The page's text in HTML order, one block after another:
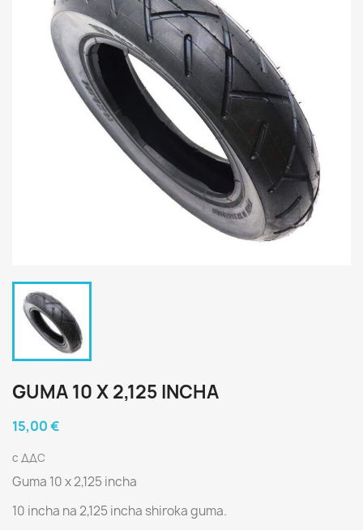
GUMA 10 X 2,125 INCHA
15,00 €
с ДДС
Guma 10 x 2,125 incha
10 incha na 2,125 incha shiroka guma.